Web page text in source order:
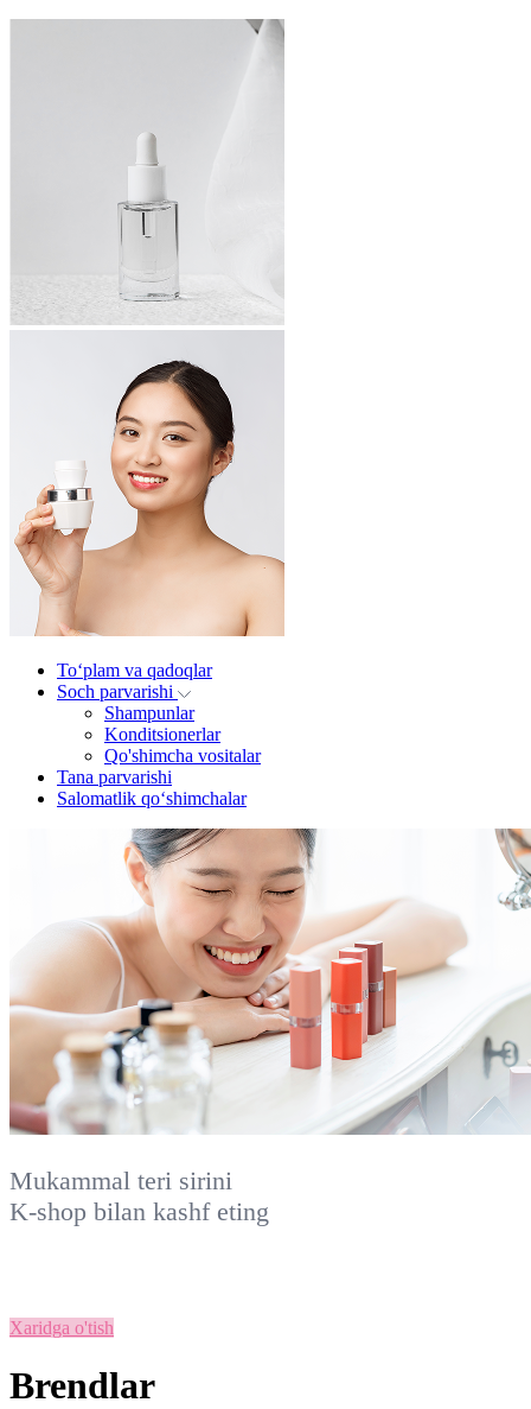
To‘plam va qadoqlar
Soch parvarishi
Shampunlar
Konditsionerlar
Qo'shimcha vositalar
Tana parvarishi
Salomatlik qo‘shimchalar
Mukammal teri sirini
K-shop bilan kashf eting
Xaridga o'tish
Brendlar